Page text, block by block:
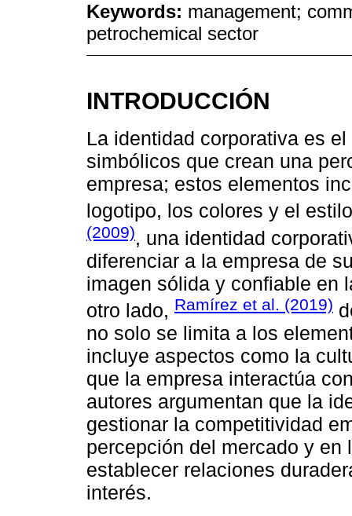
Keywords: management;
petrochemical sector
INTRODUCCIÓN
La identidad corporativa es
simbólicos que crean una
empresa; estos elementos
logotipo, los colores y el
(2009), una identidad
diferenciar a la empresa de
imagen sólida y confiable en
otro lado, Ramírez et al. (2019)
no solo se limita a los
incluye aspectos como la
que la empresa interactúa
autores argumentan que la
gestionar la competitividad
percepción del mercado y
establecer relaciones
interés.